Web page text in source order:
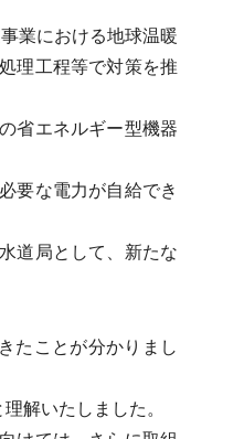
業における地球温暖
理工程等で対策を推
省エネルギー型機器
要な電力が自給でき
道局として、新たな
たことが分かりまし
解いたしました。